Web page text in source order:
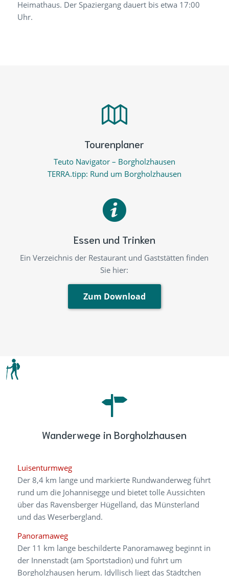
Tourenplaner
Essen und Trinken
Ein Verzeichnis der Restaurant und Gaststätten finden
Sie hier:
Zum Download
Wanderwege in Borgholzhausen
rund um die Johannisegge und bietet tolle Aussichten
über das Ravensberger Hügelland, das Münsterland
Der 11 km lange beschilderte Panoramaweg beginnt in
der Innenstadt (am Sportstadion) und führt um
Borgholzhausen herum. Idyllisch liegt das Städtchen
Schloss Brincke Weg
Bei dem Schloss Brincke Weg handelt es sich um eine
6,7 km lange familienfreundliche Rundtour. Der
Rundwanderweg ist von beiden Seiten markiert.
Der 14 km lange Entdecker Weg hat gleich zwei tolle
Aussichtspunkte zu bieten: Die Burg Ravensberg und
den Luisenturm. Eine weitere Sehenswürdigkeit ist das